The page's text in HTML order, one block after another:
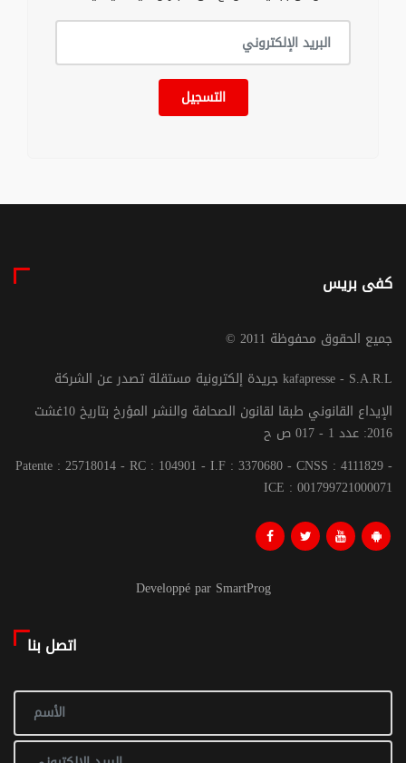
التسجيل
كفى بريس
© جميع الحقوق محفوظة 2011
جريدة إلكترونية مستقلة تصدر عن الشركة kafapresse - S.A.R.L
الإيداع القانوني طبقا لقانون الصحافة والنشر المؤرخ بتاريخ 10غشت
2016: عدد 1 - 017 ص ح
Patente : 25718014 - RC : 104901 - I.F : 3370680 - CNSS : 4111829 -
ICE : 001799721000071
Developpé par SmartProg
اتصل بنا